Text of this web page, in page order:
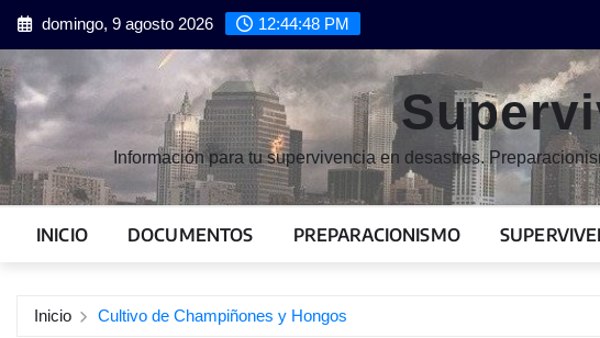
Saltar
contenido
domingo, 9 agosto 2026 12:44:50 PM
Información para tu supervivencia en desastres.
INICIO DOCUMENTOS PREPARACIONISMO
Inicio Cultivo de Champiñones y Hongos